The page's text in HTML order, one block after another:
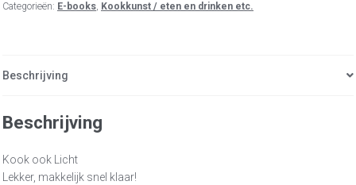
Categorieën: E-books, Kookkunst / eten en drinken etc.
Beschrijving
Beschrijving
Kook ook Licht
Lekker, makkelijk snel klaar!